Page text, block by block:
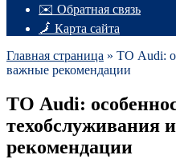
✉️ Обратная связь
🗾 Карта сайта
Главная страница » ТО Audi:
важные рекомендации
ТО Audi:
техобслуживания
рекомендации